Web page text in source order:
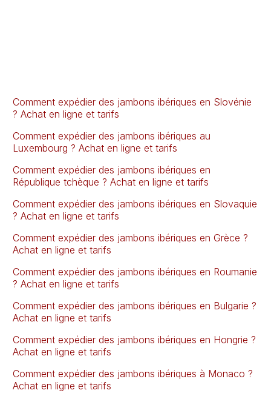
Comment expédier des jambons ibériques en Slovénie
? Achat en ligne et tarifs
Comment expédier des jambons ibériques au
Luxembourg ? Achat en ligne et tarifs
Comment expédier des jambons ibériques en
République tchèque ? Achat en ligne et tarifs
Comment expédier des jambons ibériques en Slovaquie
? Achat en ligne et tarifs
Comment expédier des jambons ibériques en Grèce ?
Achat en ligne et tarifs
Comment expédier des jambons ibériques en Roumanie
? Achat en ligne et tarifs
Comment expédier des jambons ibériques en Bulgarie ?
Achat en ligne et tarifs
Comment expédier des jambons ibériques en Hongrie ?
Achat en ligne et tarifs
Comment expédier des jambons ibériques à Monaco ?
Achat en ligne et tarifs